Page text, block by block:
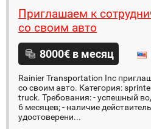
Приглашаем к
со своим авто
8000€ в месяц
Rainier Transportation Inc
со своим авто. Категория:
truck. Требования: - успешный
6 месяцев; - наличие
удостоверени...